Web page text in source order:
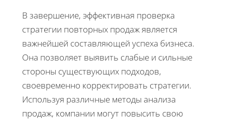
В завершение, эффективная проверка
стратегии повторных продаж является
важнейшей составляющей успеха бизнеса.
Она позволяет выявить слабые и сильные
стороны существующих подходов,
своевременно корректировать стратегии.
Используя различные методы анализа
продаж, компании могут повысить свою